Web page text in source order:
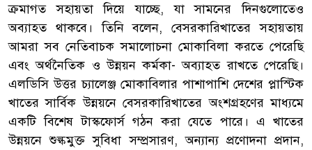
ক্রমাগত সহায়তা দিয়ে যাচ্ছে, যা সামনের দিনগুলোতেও
অব্যাহত থাকবে। তিনি বলেন, বেসরকারিখাতের সহায়তায়
আমরা সব নেতিবাচক সমালোচনা মোকাবিলা করতে পেরেছি
এবং অর্থনৈতিক ও উন্নয়ন কর্মকা- অব্যাহত রাখতে পেরেছি।
এলডিসি উত্তর চ্যালেঞ্জ মোকাবিলার পাশাপাশি দেশের প্লাস্টিক
খাতের সার্বিক উন্নয়নে বেসরকারিখাতের অংশগ্রহণের মাধ্যমে
একটি বিশেষ টাস্কফোর্স গঠন করা যেতে পারে। এ খাতের
উন্নয়নে শুল্কমুক্ত সুবিধা সম্প্রসারণ, অন্যান্য প্রণোদনা প্রদান,